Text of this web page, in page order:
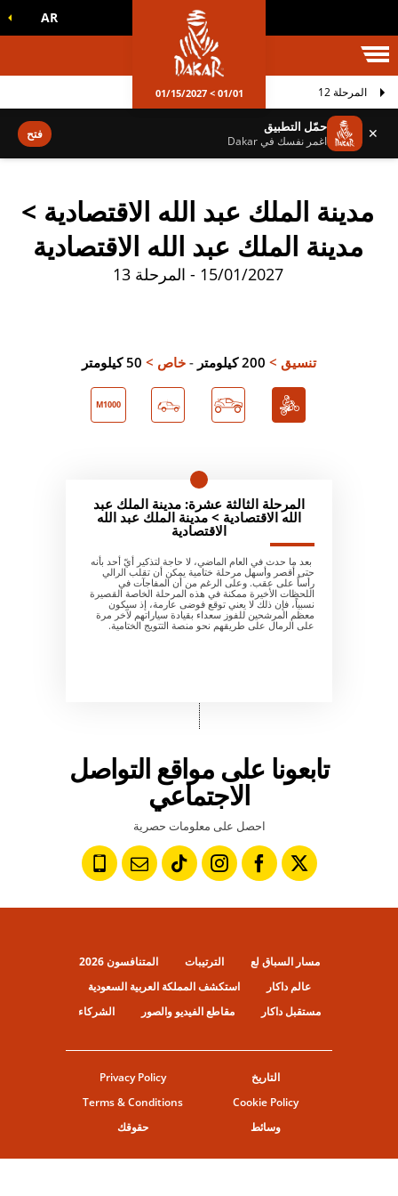
داكار AR
01/01 > 01/15/2027 المرحلة 12
✕ حمّل التطبيق
اغمر نفسك في Dakar فتح
مدينة الملك عبد الله الاقتصادية >
مدينة الملك عبد الله الاقتصادية
15/01/2027 - المرحلة 13
تنسيق > 200 كيلومتر - خاص > 50 كيلومتر
M1000
المرحلة الثالثة عشرة: مدينة الملك عبد
الله الاقتصادية > مدينة الملك عبد الله
الاقتصادية
بعد ما حدث في العام الماضي، لا حاجة لتذكير أيّ أحد بأنه
حتى أقصر وأسهل مرحلة ختامية يمكن أن تقلب الرالي
رأساً على عقب. وعلى الرغم من أن المفاجآت في
اللحظات الأخيرة ممكنة في هذه المرحلة الخاصة القصيرة
نسبياً، فإن ذلك لا يعني توقع فوضى عارمة، إذ سيكون
معظم المرشحين للفوز سعداء بقيادة سياراتهم لآخر مرة
على الرمال على طريقهم نحو منصة التتويج الختامية.
تابعونا على مواقع التواصل
الاجتماعي
احصل على معلومات حصرية
مسار السباق لع الترتيبات
المتنافسون 2026
عالم داكار
استكشف المملكة العربية السعودية
مستقبل داكار
مقاطع الفيديو والصور الشركاء
التاريخ
Privacy Policy
Cookie Policy
Terms & Conditions
وسائط
حقوقك